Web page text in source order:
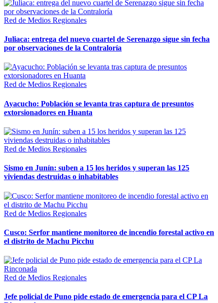
Red de Medios Regionales
Juliaca: entrega del nuevo cuartel de Serenazgo sigue sin fecha
por observaciones de la Contraloría
Red de Medios Regionales
Ayacucho: Población se levanta tras captura de presuntos
extorsionadores en Huanta
Red de Medios Regionales
Sismo en Junín: suben a 15 los heridos y superan las 125
viviendas destruidas o inhabitables
Red de Medios Regionales
Cusco: Serfor mantiene monitoreo de incendio forestal activo en
el distrito de Machu Picchu
Red de Medios Regionales
Jefe policial de Puno pide estado de emergencia para el CP La